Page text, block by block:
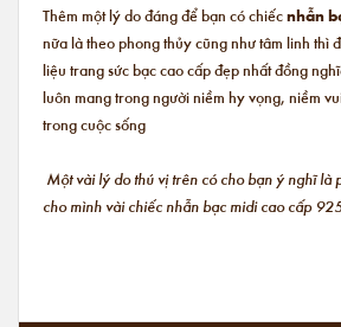
Thêm một lý do đáng để bạn có chiếcnhẫn
nữa là theo phong thủy cũng như tâm linh thì
liệu trang sức bạc cao cấp đẹp nhất đồng
luôn mang trong người niềm hy vọng, niềm
trong cuộc sống
Một vài lý do thú vị trên có cho bạn ý nghĩ là
cho mình vài chiếc nhẫn bạc midi cao cấp